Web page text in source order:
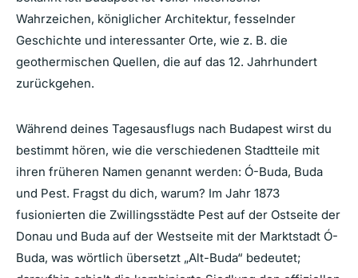
Wahrzeichen, königlicher Architektur, fesselnder
Geschichte und interessanter Orte, wie z. B. die
geothermischen Quellen, die auf das 12. Jahrhundert
zurückgehen.
Während deines Tagesausflugs nach Budapest wirst du
bestimmt hören, wie die verschiedenen Stadtteile mit
ihren früheren Namen genannt werden: Ó-Buda, Buda
und Pest. Fragst du dich, warum? Im Jahr 1873
fusionierten die Zwillingsstädte Pest auf der Ostseite der
Donau und Buda auf der Westseite mit der Marktstadt Ó-
Buda, was wörtlich übersetzt „Alt-Buda“ bedeutet;